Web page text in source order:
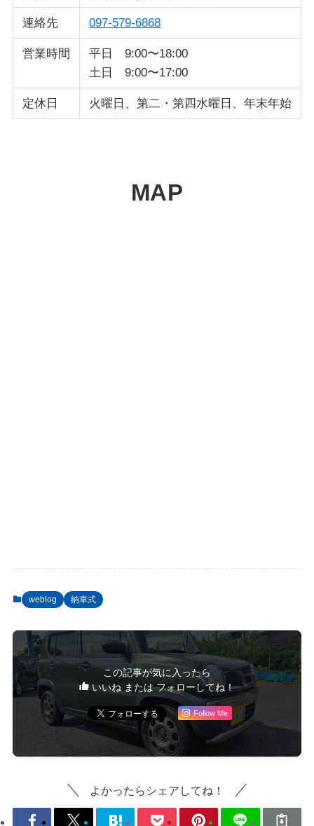
連絡先 097-579-6868
営業時間
平日 9:00〜18:00
土日 9:00〜17:00
定休日 火曜日、第二・第四水曜日、年末年始
MAP
weblog 納車式
この記事が気に入ったら
いいね または フォローしてね！
Follow Me
よかったらシェアしてね！